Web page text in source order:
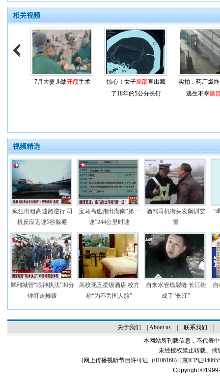
相关视频
7月大婴儿做开颅手术 惊心！女子脑部查出藏
了18年的5公分长钉
实拍：药厂爆
逃生不幸脑
视频精选
疯狂出租高速路逆行 司
机反应迅速5秒躲避
宝马高速跑出湖南“第一
速”244公里时速
酒驾司机街头发飙训交
警
“
犀利城管“眼神执法”30分
钟盯走摊贩
高校现五星级酒店 校方
称“为不丢国人脸”
自来水管线裂缝 长江街
成了“长江”
自
关于我们 About us| 联系我们
本网站所刊载信息，不代表
未经授权禁止转载、摘
[网上传播视听节目许可证（0106168)] [京ICP证
Copyright